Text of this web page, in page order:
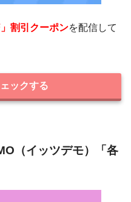
」割引クーポンを配信して
ックする
（イッツデモ）「各